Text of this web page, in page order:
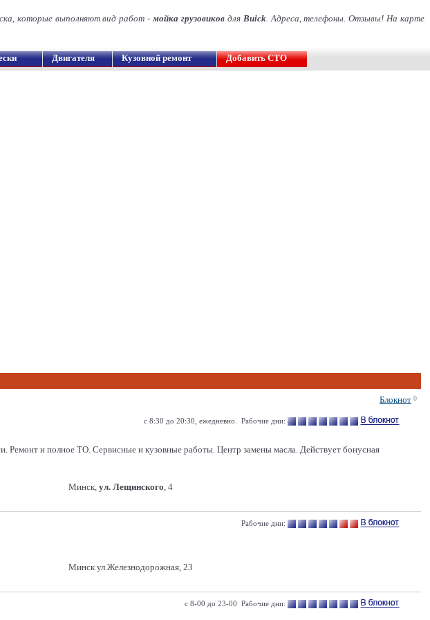
которые выполняют вид работ -мойка грузовиковдля Buick. Адреса, телефоны. Отзывы! На карте
Двигателя Кузовной ремонт Добавить СТО
Блокнот 0
с 8:30 до 20:30, ежедневно. Рабочие дни:
и полное ТО. Сервисные и кузовные работы. Центр замены масла. Действует бонусная
Минск, ул. Лещинского, 4
Рабочие дни:
Минск ул.Железнодорожная, 23
с 8-00 до 23-00 Рабочие дни: